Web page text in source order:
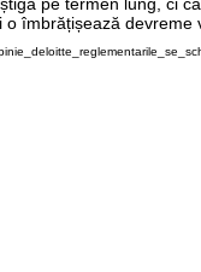
îmbrățișează devreme